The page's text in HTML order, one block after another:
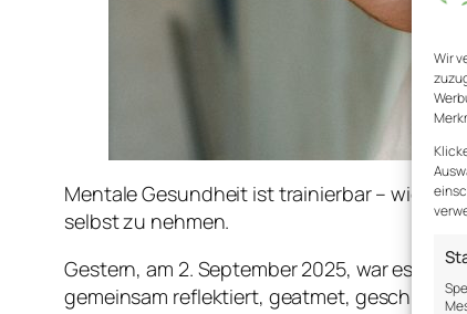
Wir
Mentale Gesundheit ist trainierbar – wie ein
selbst zu nehmen.
Gestern, am 2. September 2025, war es
gemeinsam reflektiert, geatmet,